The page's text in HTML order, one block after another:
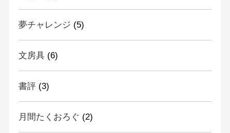
夢チャレンジ (5)
文房具(6)
書評(3)
月間たくおろぐ (2)